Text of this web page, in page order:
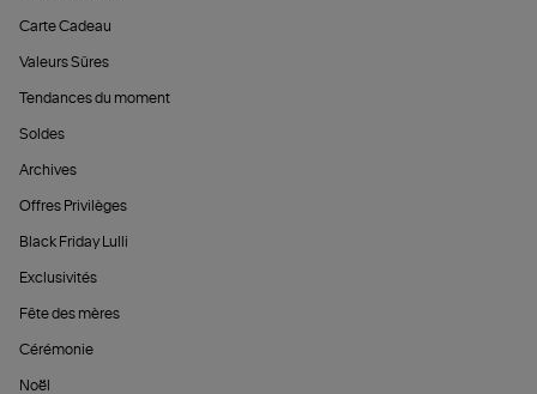
Carte Cadeau
Valeurs Sûres
Tendances du moment
Soldes
Archives
Offres Privilèges
Black Friday Lulli
Exclusivités
Fête des mères
Cérémonie
Noël